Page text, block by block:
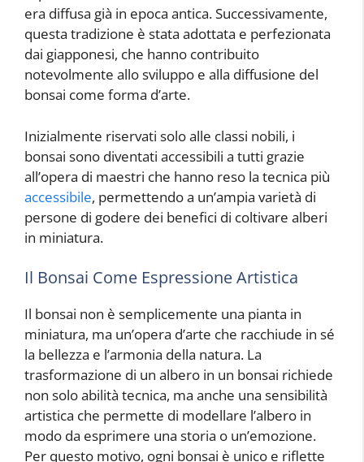
era diffusa già in epoca antica. Successivamente,
questa tradizione è stata adottata e perfezionata
dai giapponesi, che hanno contribuito
notevolmente allo sviluppo e alla diffusione del
bonsai come forma d’arte.
Inizialmente riservati solo alle classi nobili, i
bonsai sono diventati accessibili a tutti grazie
all’opera di maestri che hanno reso la tecnica più
accessibile, permettendo a un’ampia varietà di
persone di godere dei benefici di coltivare alberi
in miniatura.
Il Bonsai Come Espressione Artistica
Il bonsai non è semplicemente una pianta in
miniatura, ma un’opera d’arte che racchiude in sé
la bellezza e l’armonia della natura. La
trasformazione di un albero in un bonsai richiede
non solo abilità tecnica, ma anche una sensibilità
artistica che permette di modellare l’albero in
modo da esprimere una storia o un’emozione.
Per questo motivo, ogni bonsai è unico e riflette